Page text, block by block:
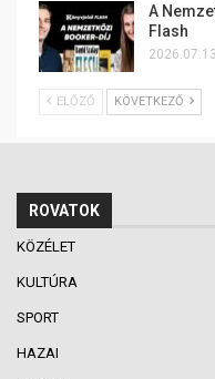
A
Flash
ELŐZŐ KÖVETKEZŐ
ROVATOK
KÖZÉLET
KULTÚRA
SPORT
HAZAI